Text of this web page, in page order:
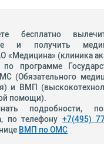
бесплатно
и получить
«Медицина» (клиника
по программе
(Обязательного
и ВМП
помощи).
подробности,
по телефону +7(495)
ВМП по ОМС